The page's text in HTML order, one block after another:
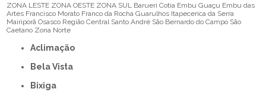
ZONA LESTE ZONA OESTE ZONA SUL Barueri Cotia Embu Guaçu Embu das
Artes Francisco Morato Franco da Rocha Guarulhos Itapecerica da Serra
Mairiporã Osasco Região Central Santo André São Bernardo do Campo São
Caetano Zona Norte
Aclimação
Bela Vista
Bixiga